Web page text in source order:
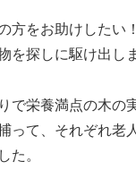
方をお助けしたい
を探しに駆け出し
で栄養満点の木の
って、それぞれ老
た。